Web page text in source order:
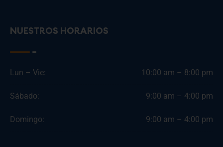
NUESTROS HORARIOS
Lun – Vie: 10:00 am – 8:00 pm
Sábado: 9:00 am – 4:00 pm
Domingo: 9:00 am – 4:00 pm